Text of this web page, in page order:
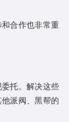
合作也非常重
托。解决这些
派阀、黑帮的